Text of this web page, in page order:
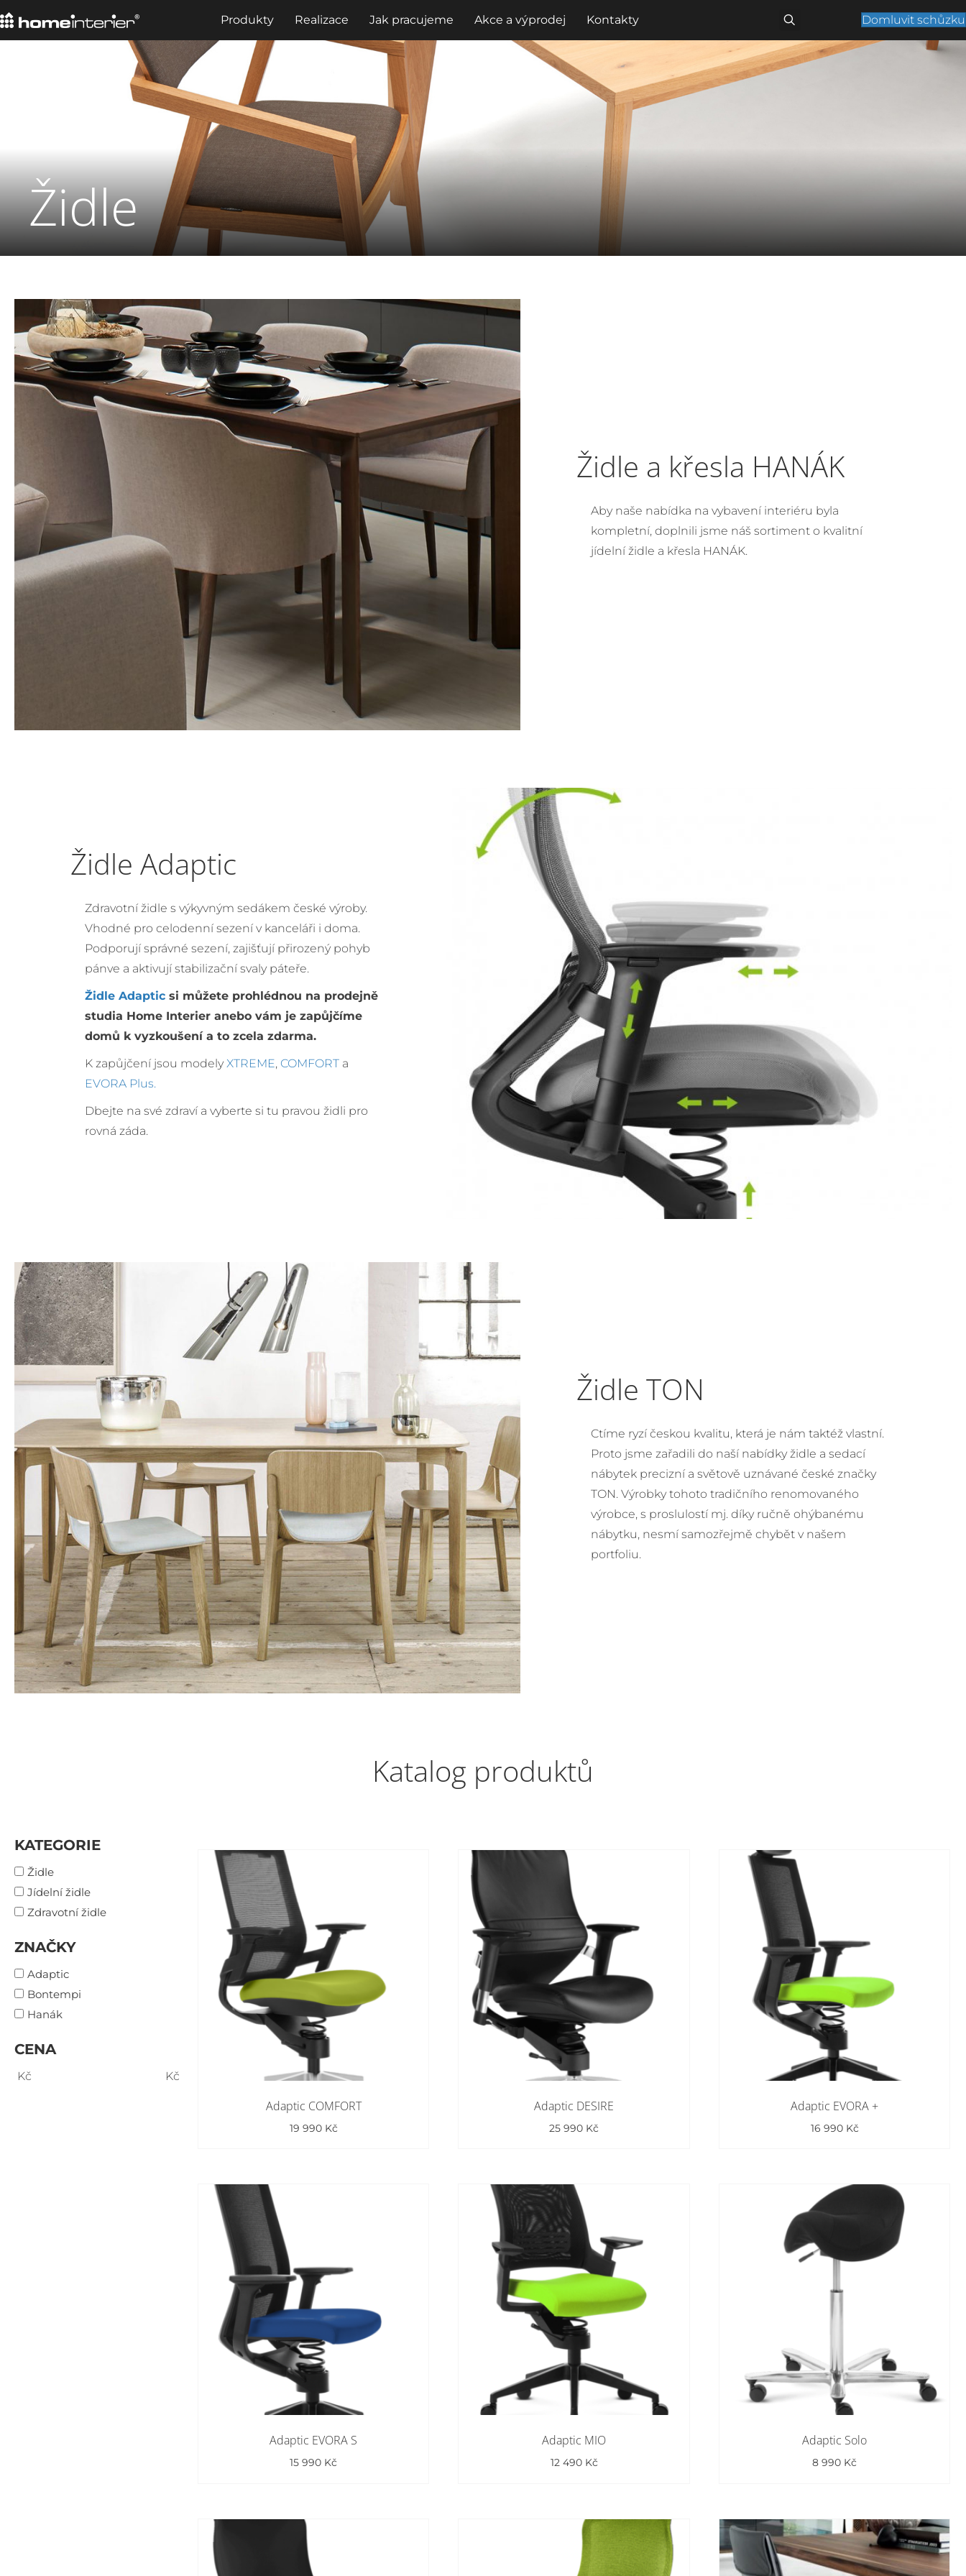
Produkty Realizace Jak pracujeme Akce a výprodej Kontakty Domluvit schůzku
Židle
Židle a křesla HANÁK
Aby naše nabídka na vybavení interiéru byla
kompletní, doplnili jsme náš sortiment o kvalitní
jídelní židle a křesla HANÁK.
Židle Adaptic
Zdravotní židle s výkyvným sedákem české výroby.
Vhodné pro celodenní sezení v kanceláři i doma.
Podporují správné sezení, zajišťují přirozený pohyb
pánve a aktivují stabilizační svaly páteře.
Židle Adapticsi můžete prohlédnou na prodejně
studia Home Interier anebo vám je zapůjčíme
domů k vyzkoušení a to zcela zdarma.
K zapůjčení jsou modely XTREME, COMFORTa
EVORA Plus.
Dbejte na své zdraví a vyberte si tu pravou židli pro
rovná záda.
Židle TON
Ctíme ryzí českou kvalitu, která je nám taktéž vlastní.
Proto jsme zařadili do naší nabídky židle a sedací
nábytek precizní a světově uznávané české značky
TON. Výrobky tohoto tradičního renomovaného
výrobce, s proslulostí mj. díky ručně ohýbanému
nábytku, nesmí samozřejmě chybět v našem
portfoliu.
Katalog produktů
KATEGORIE
Židle
Jídelní židle
Zdravotní židle
ZNAČKY
Adaptic
Bontempi
Hanák
CENA
Kč Kč
Adaptic COMFORT
19 990 Kč
Adaptic DESIRE
25 990 Kč
Adaptic EVORA +
16 990 Kč
Adaptic EVORA S
15 990 Kč
Adaptic MIO
12 490 Kč
Adaptic Solo
8 990 Kč